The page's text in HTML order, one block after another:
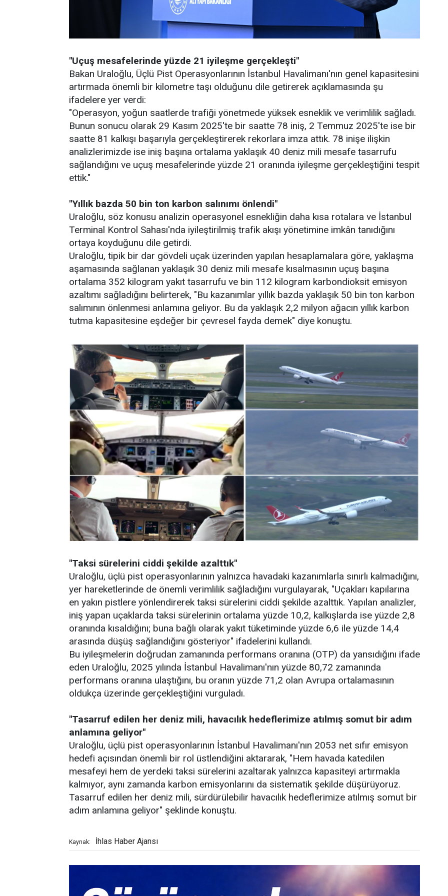
"Uçuş mesafelerinde yüzde 21 iyileşme gerçekleşti"
Bakan Uraloğlu, Üçlü Pist Operasyonlarının İstanbul Havalimanı'nın genel kapasitesini
artırmada önemli bir kilometre taşı olduğunu dile getirerek açıklamasında şu
ifadelere yer verdi:
"Operasyon, yoğun saatlerde trafiği yönetmede yüksek esneklik ve verimlilik sağladı.
Bunun sonucu olarak 29 Kasım 2025'te bir saatte 78 iniş, 2 Temmuz 2025'te ise bir
saatte 81 kalkışı başarıyla gerçekleştirerek rekorlara imza attık. 78 inişe ilişkin
analizlerimizde ise iniş başına ortalama yaklaşık 40 deniz mili mesafe tasarrufu
sağlandığını ve uçuş mesafelerinde yüzde 21 oranında iyileşme gerçekleştiğini tespit
ettik."
"Yıllık bazda 50 bin ton karbon salınımı önlendi"
Uraloğlu, söz konusu analizin operasyonel esnekliğin daha kısa rotalara ve İstanbul
Terminal Kontrol Sahası'nda iyileştirilmiş trafik akışı yönetimine imkân tanıdığını
ortaya koyduğunu dile getirdi.
Uraloğlu, tipik bir dar gövdeli uçak üzerinden yapılan hesaplamalara göre, yaklaşma
aşamasında sağlanan yaklaşık 30 deniz mili mesafe kısalmasının uçuş başına
ortalama 352 kilogram yakıt tasarrufu ve bin 112 kilogram karbondioksit emisyon
azaltımı sağladığını belirterek, "Bu kazanımlar yıllık bazda yaklaşık 50 bin ton karbon
salımının önlenmesi anlamına geliyor. Bu da yaklaşık 2,2 milyon ağacın yıllık karbon
tutma kapasitesine eşdeğer bir çevresel fayda demek" diye konuştu.
"Taksi sürelerini ciddi şekilde azalttık"
Uraloğlu, üçlü pist operasyonlarının yalnızca havadaki kazanımlarla sınırlı kalmadığını,
yer hareketlerinde de önemli verimlilik sağladığını vurgulayarak, "Uçakları kapılarına
en yakın pistlere yönlendirerek taksi sürelerini ciddi şekilde azalttık. Yapılan analizler,
iniş yapan uçaklarda taksi sürelerinin ortalama yüzde 10,2, kalkışlarda ise yüzde 2,8
oranında kısaldığını; buna bağlı olarak yakıt tüketiminde yüzde 6,6 ile yüzde 14,4
arasında düşüş sağlandığını gösteriyor" ifadelerini kullandı.
Bu iyileşmelerin doğrudan zamanında performans oranına (OTP) da yansıdığını ifade
eden Uraloğlu, 2025 yılında İstanbul Havalimanı'nın yüzde 80,72 zamanında
performans oranına ulaştığını, bu oranın yüzde 71,2 olan Avrupa ortalamasının
oldukça üzerinde gerçekleştiğini vurguladı.
"Tasarruf edilen her deniz mili, havacılık hedeflerimize atılmış somut bir adım
anlamına geliyor"
Uraloğlu, üçlü pist operasyonlarının İstanbul Havalimanı'nın 2053 net sıfır emisyon
hedefi açısından önemli bir rol üstlendiğini aktararak, "Hem havada katedilen
mesafeyi hem de yerdeki taksi sürelerini azaltarak yalnızca kapasiteyi artırmakla
kalmıyor, aynı zamanda karbon emisyonlarını da sistematik şekilde düşürüyoruz.
Tasarruf edilen her deniz mili, sürdürülebilir havacılık hedeflerimize atılmış somut bir
adım anlamına geliyor" şeklinde konuştu.
Kaynak: İhlas Haber Ajansı